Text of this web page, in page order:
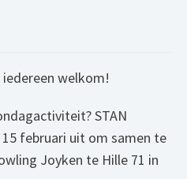
welkom!
STAN
februari uit om samen te
Joyken te Hille 71 in